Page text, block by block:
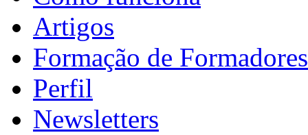
Artigos
Formação de Formadores
Perfil
Newsletters